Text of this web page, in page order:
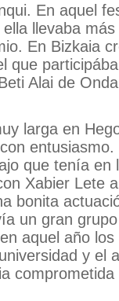
En aquel
llevaba
En Bizkaia
que
Alai de
larga en
que tenía en
Xabier Lete
bonita
un gran
aquel año
y el